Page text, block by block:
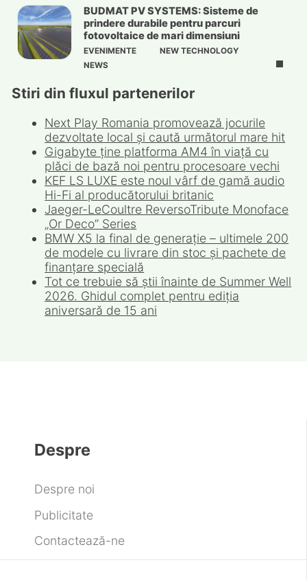
BUDMAT PV SYSTEMS: Sisteme de
prindere durabile pentru parcuri
fotovoltaice de mari dimensiuni
EVENIMENTE
NEW TECHNOLOGY
NEWS
Stiri din fluxul partenerilor
Next Play Romania promovează jocurile
dezvoltate local și caută următorul mare hit
Gigabyte ține platforma AM4 în viață cu
plăci de bază noi pentru procesoare vechi
KEF LS LUXE este noul vârf de gamă audio
Hi-Fi al producătorului britanic
Jaeger-LeCoultre ReversoTribute Monoface
„Or Deco” Series
BMW X5 la final de generație – ultimele 200
de modele cu livrare din stoc și pachete de
finanțare specială
Tot ce trebuie să știi înainte de Summer Well
2026. Ghidul complet pentru ediția
aniversară de 15 ani
Despre
Despre noi
Publicitate
Contactează-ne